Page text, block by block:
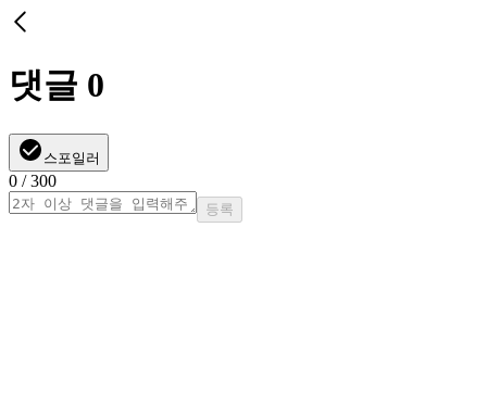
댓글 0
스포일러
0 / 300
등록